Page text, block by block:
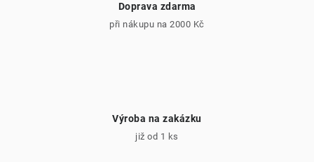
Doprava zdarma
při nákupu na 2000 Kč
Výroba na zakázku
již od 1 ks